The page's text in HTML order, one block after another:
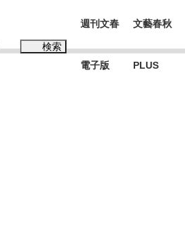
検索
週刊文春
電子版
文藝春秋
PLUS